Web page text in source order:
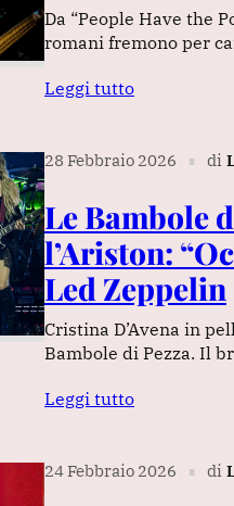
Da “People Have the
romani fremono per
Leggi tutto
28 Febbraio 2026 ∎ di
Le Bambole
l’Ariston:
Led Zeppelin
Cristina D’Avena in
Bambole di Pezza. Il
Leggi tutto
24 Febbraio 2026 ∎ di